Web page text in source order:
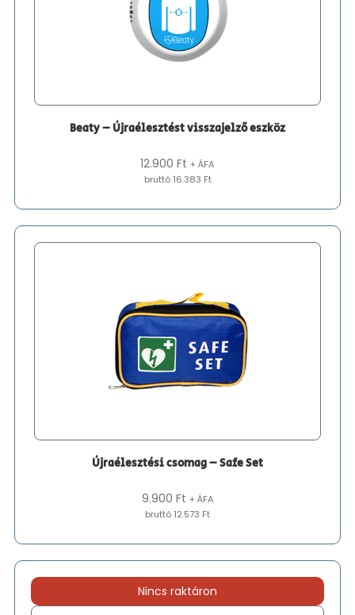
Beaty – Újraélesztést visszajelző eszköz
12.900 Ft + ÁFA
bruttó 16.383 Ft
Újraélesztési csomag – Safe Set
9.900 Ft + ÁFA
bruttó 12.573 Ft
Nincs raktáron